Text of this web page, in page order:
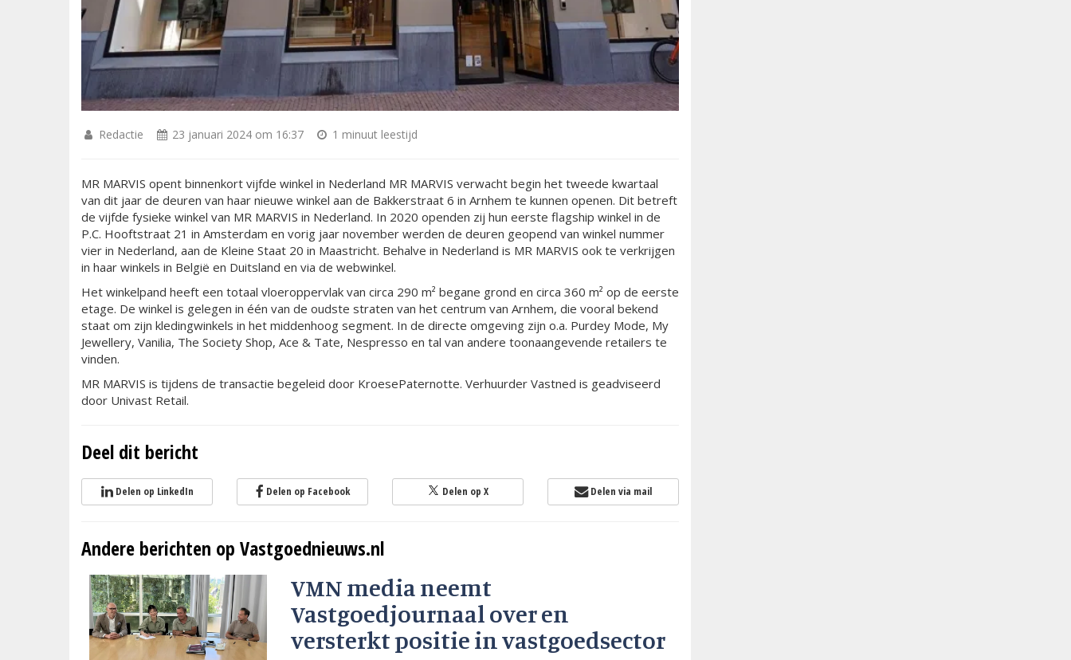
Redactie 23 januari 2024 om 16:37 1 minuut leestijd
MR MARVIS opent binnenkort vijfde winkel in Nederland MR MARVIS verwacht begin het tweede kwartaal
van dit jaar de deuren van haar nieuwe winkel aan de Bakkerstraat 6 in Arnhem te kunnen openen. Dit betreft
de vijfde fysieke winkel van MR MARVIS in Nederland. In 2020 openden zij hun eerste flagship winkel in de
P.C. Hooftstraat 21 in Amsterdam en vorig jaar november werden de deuren geopend van winkel nummer
vier in Nederland, aan de Kleine Staat 20 in Maastricht. Behalve in Nederland is MR MARVIS ook te verkrijgen
in haar winkels in België en Duitsland en via de webwinkel.
Het winkelpand heeft een totaal vloeroppervlak van circa 290 m² begane grond en circa 360 m² op de eerste
etage. De winkel is gelegen in één van de oudste straten van het centrum van Arnhem, die vooral bekend
staat om zijn kledingwinkels in het middenhoog segment. In de directe omgeving zijn o.a. Purdey Mode, My
Jewellery, Vanilia, The Society Shop, Ace & Tate, Nespresso en tal van andere toonaangevende retailers te
vinden.
MR MARVIS is tijdens de transactie begeleid door KroesePaternotte. Verhuurder Vastned is geadviseerd
door Univast Retail.
Deel dit bericht
Delen op LinkedIn Delen op Facebook Delen op X Delen via mail
Andere berichten op Vastgoednieuws.nl
VMN media neemt
Vastgoedjournaal over en
versterkt positie in vastgoedsector